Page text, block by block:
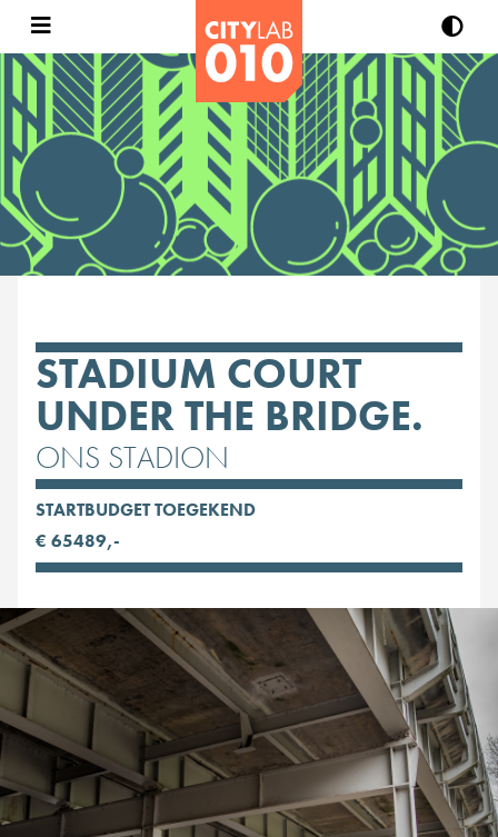
STADIUM COURT
UNDER THE BRIDGE.
ONS STADION
STARTBUDGET TOEGEKEND
€ 65489,-